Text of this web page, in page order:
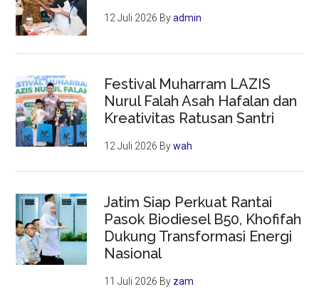
12 Juli 2026 Byadmin
Festival Muharram LAZIS
Nurul Falah Asah Hafalan dan
Kreativitas Ratusan Santri
12 Juli 2026 Bywah
Jatim Siap Perkuat Rantai
Pasok Biodiesel B50, Khofifah
Dukung Transformasi Energi
Nasional
11 Juli 2026 By zam